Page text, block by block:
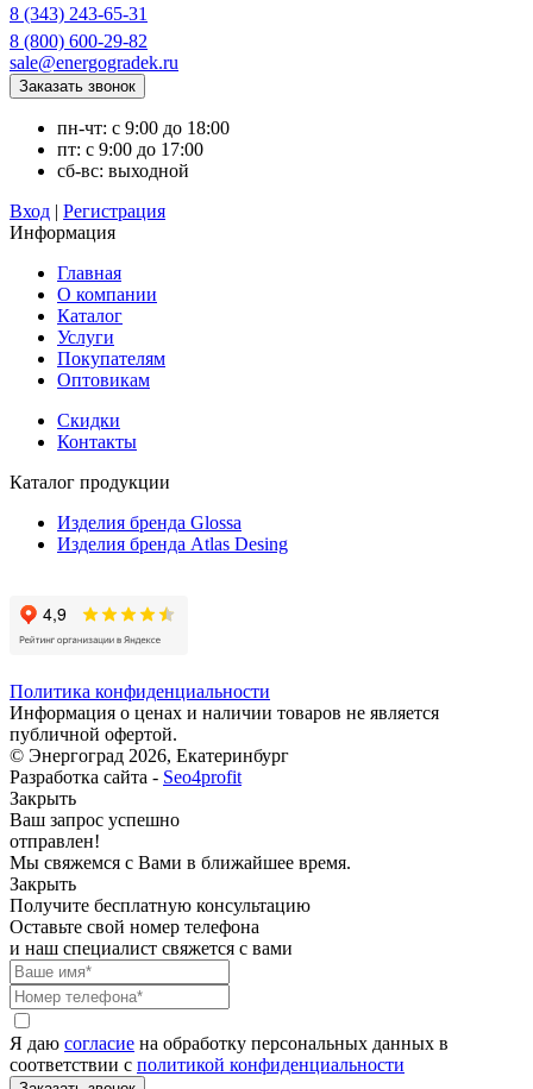
8 (343) 243-65-31
8 (800) 600-29-82
sale@energogradek.ru
пн-чт: с 9:00 до 18:00
пт: с 9:00 до 17:00
сб-вс: выходной
Вход | Регистрация
Информация
Главная
О компании
Каталог
Услуги
Покупателям
Оптовикам
Скидки
Контакты
Каталог продукции
Изделия бренда Glossa
Изделия бренда Atlas Desing
Политика конфиденциальности
Информация о ценах и наличии товаров не является
публичной офертой.
© Энергоград 2026, Екатеринбург
Разработка сайта - Seo4profit
Закрыть
Ваш запрос успешно
отправлен!
Мы свяжемся с Вами в ближайшее время.
Закрыть
Получите бесплатную консультацию
Оставьте свой номер телефона
и наш специалист свяжется с вами
Я даю согласие на обработку персональных данных в
соответствии с политикой конфиденциальности